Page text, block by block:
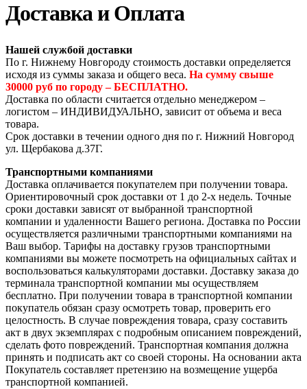
Доставка и Оплата
Нашей службой доставки
По г. Нижнему Новгороду стоимость доставки определяется
исходя из суммы заказа и общего веса. На сумму свыше
30000 руб по городу – БЕСПЛАТНО.
Доставка по области считается отдельно менеджером –
логистом – ИНДИВИДУАЛЬНО, зависит от объема и веса
товара.
Срок доставки в течении одного дня по г. Нижний Новгород
ул. Щербакова д.37Г.
Транспортными компаниями
Доставка оплачивается покупателем при получении товара.
Ориентировочный срок доставки от 1 до 2-х недель. Точные
сроки доставки зависят от выбранной транспортной
компании и удаленности Вашего региона. Доставка по России
осуществляется различными транспортными компаниями на
Ваш выбор. Тарифы на доставку грузов транспортными
компаниями вы можете посмотреть на официальных сайтах и
воспользоваться калькуляторами доставки. Доставку заказа до
терминала транспортной компании мы осуществляем
бесплатно. При получении товара в транспортной компании
покупатель обязан сразу осмотреть товар, проверить его
целостность. В случае повреждения товара, сразу составить
акт в двух экземплярах с подробным описанием повреждений,
сделать фото повреждений. Транспортная компания должна
принять и подписать акт со своей стороны. На основании акта
Покупатель составляет претензию на возмещение ущерба
транспортной компанией.